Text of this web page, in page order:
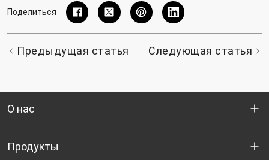
Поделиться
Предыдущая статья Следующая статья
О нас
Кто мы
Продукты